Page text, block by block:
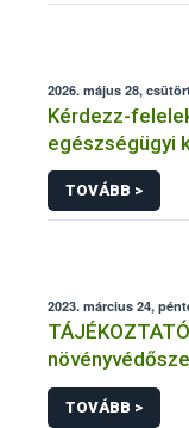
2026. május 28,
Kérdezz-
egészségügyi
TOVÁBB >
2023. március 24,
TOVÁBB >